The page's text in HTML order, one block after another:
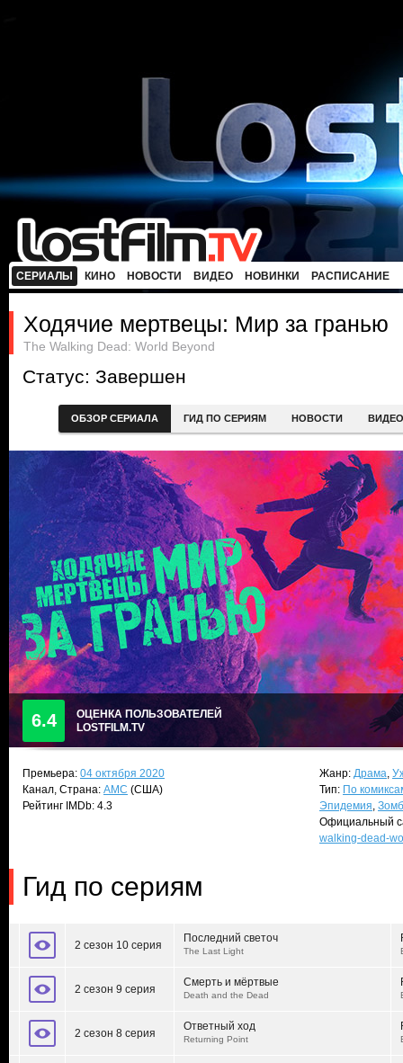
СЕРИАЛЫ КИНО НОВОСТИ ВИДЕО НОВИНКИ РАСПИСАНИЕ
Ходячие мертвецы: Мир за гранью
The Walking Dead: World Beyond
Статус: Завершен
ОБЗОР СЕРИАЛА ГИД ПО СЕРИЯМ НОВОСТИ ВИДЕО
6.4
ОЦЕНКА ПОЛЬЗОВАТЕЛЕЙ
LOSTFILM.TV
Премьера: 04 октября 2020
Канал, Страна: AMC (США)
Рейтинг IMDb: 4.3
Жанр: Драма,
Тип: По
Эпидемия,
Официальный
walking-dead-
Гид по сериям
2 сезон 10 серия
Последний светоч
The Last Light
2 сезон 9 серия
Смерть и мёртвые
Death and the Dead
2 сезон 8 серия
Ответный ход
Returning Point